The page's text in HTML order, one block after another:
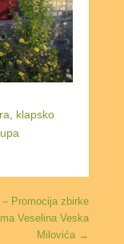
klapsko
– Promocija zbirke
Veselina Veska
Milovića →